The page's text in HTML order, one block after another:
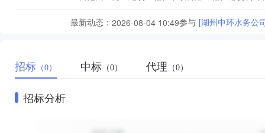
最新动态： 2026-08-04 10:49参与 [湖州中环水务公
招标 （0） 中标 （0） 代理 （0）
招标分析